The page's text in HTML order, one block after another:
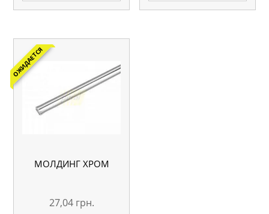
ОЖИДАЕТСЯ
МОЛДИНГ ХРОМ
27,04 грн.